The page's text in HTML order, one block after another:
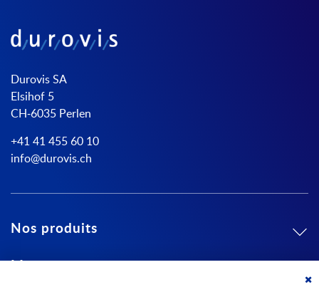
Durovis SA
Elsihof 5
CH-6035 Perlen
+41 41 455 60 10
info@durovis.ch
Nos produits